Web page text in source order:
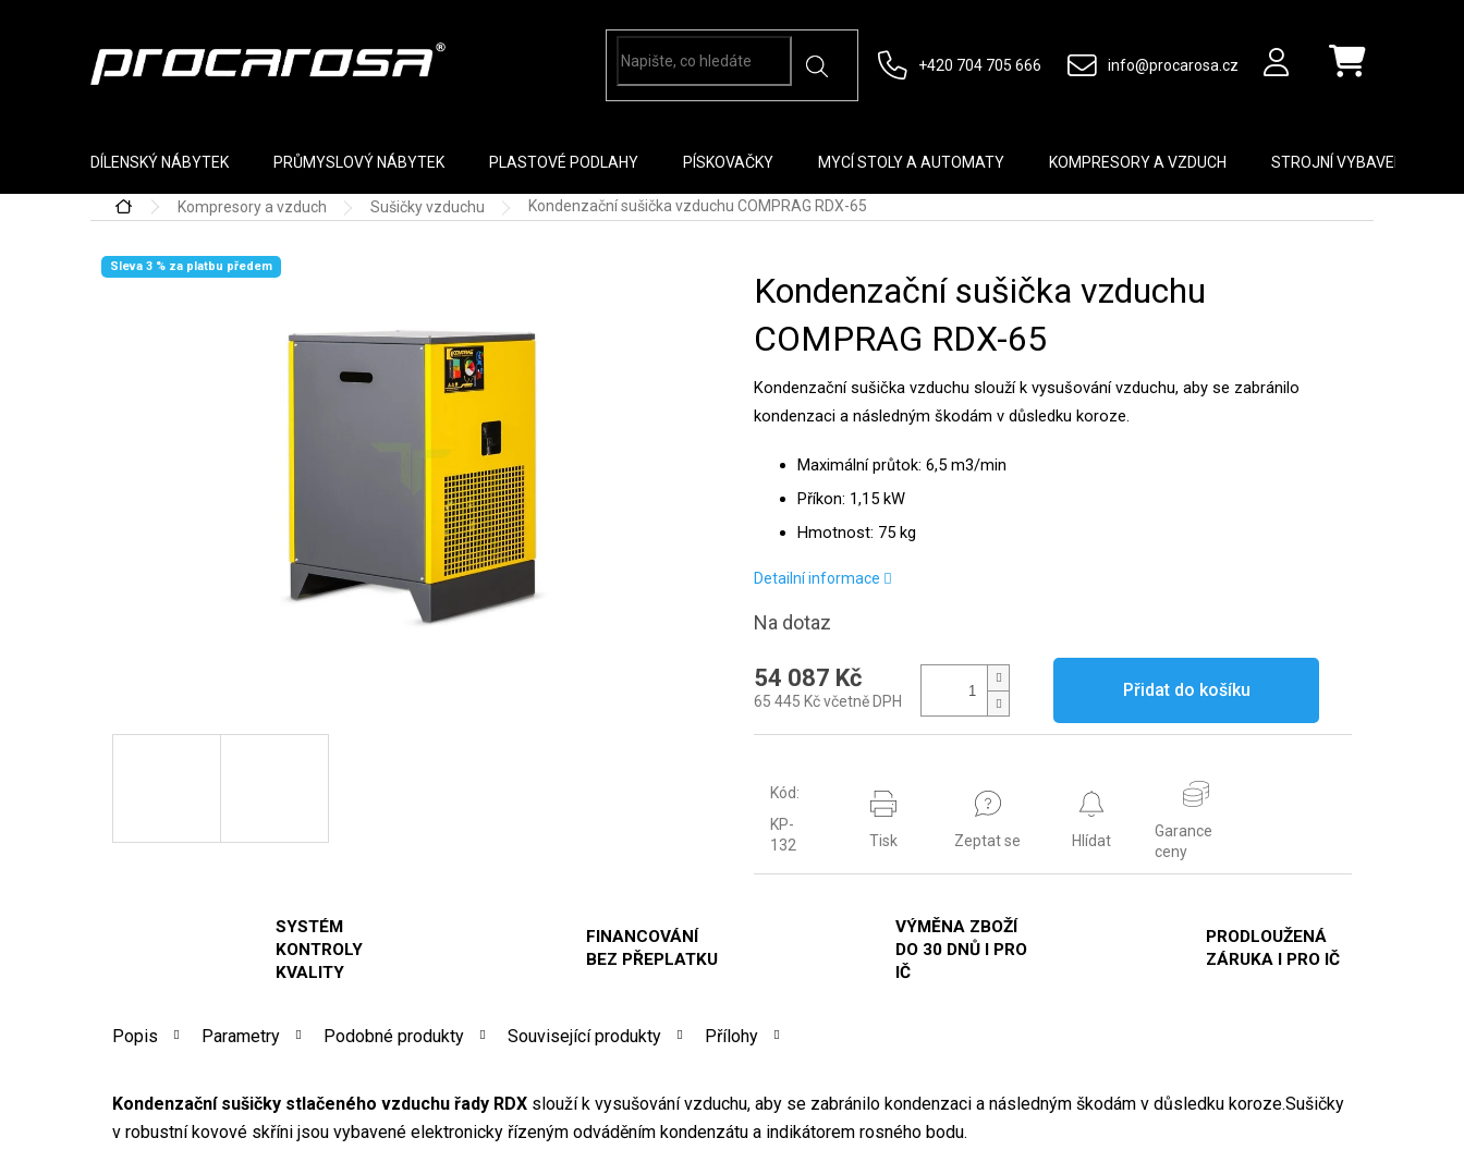
+420 704 705 666 info@procarosa.cz Nákupní košík
DÍLENSKÝ NÁBYTEK PRŮMYSLOVÝ NÁBYTEK PLASTOVÉ PODLAHY PÍSKOVAČKY MYCÍ STOLY A AUTOMATY KOMPRESORY A VZDUCH STROJNÍ VYBAVENÍ
Domů Kompresory a vzduch Sušičky vzduchu Kondenzační sušička vzduchu COMPRAG RDX-65
Sleva 3 % za platbu předem
Kondenzační sušička vzduchu
COMPRAG RDX-65
Kondenzační sušička vzduchu slouží k vysušování vzduchu, aby se zabránilo
kondenzaci a následným škodám v důsledku koroze.
Maximální průtok: 6,5 m3/min
Příkon: 1,15 kW
Hmotnost: 75 kg
Detailní informace
Na dotaz
54 087 Kč
65 445 Kč včetně DPH
Přidat do košíku
Kód:
KP-
132
Tisk Zeptat se Hlídat
Garance
ceny
SYSTÉM
KONTROLY
KVALITY
FINANCOVÁNÍ
BEZ PŘEPLATKU
VÝMĚNA ZBOŽÍ
DO 30 DNŮ I PRO
IČ
PRODLOUŽENÁ
ZÁRUKA I PRO IČ
Popis Parametry Podobné produkty Související produkty Přílohy
Kondenzační sušičky stlačeného vzduchu řady RDX slouží k vysušování vzduchu, aby se zabránilo kondenzaci a následným škodám v důsledku koroze.Sušičky
v robustní kovové skříni jsou vybavené elektronicky řízeným odváděním kondenzátu a indikátorem rosného bodu.